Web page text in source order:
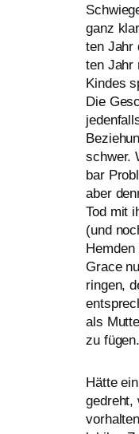
ganz
ten Jahr
ten Jahr
Kindes
Die
schwer.
bar
aber
Tod mit
(und
Grace
rin­gen,
als
zu fügen.
Hätte
gedreht,